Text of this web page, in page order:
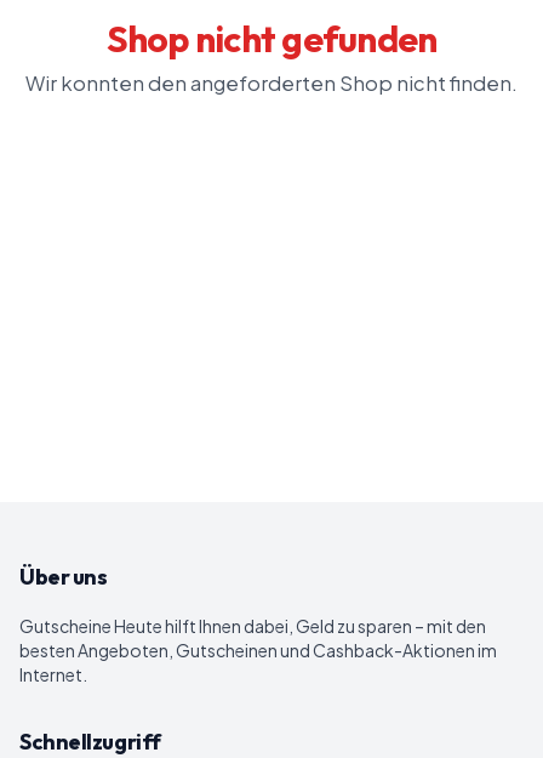
Shop nicht gefunden
Wir konnten den angeforderten Shop nicht finden.
Über uns
Gutscheine Heutehilft Ihnen dabei, Geld zu sparen – mit den
besten Angeboten, Gutscheinen und Cashback-Aktionen im
Internet.
Schnellzugriff